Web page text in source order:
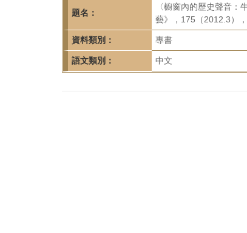
題名：
〈櫥窗內的歷史聲音
藝》，175（2012.3）
資料類別： 專書
語文類別： 中文